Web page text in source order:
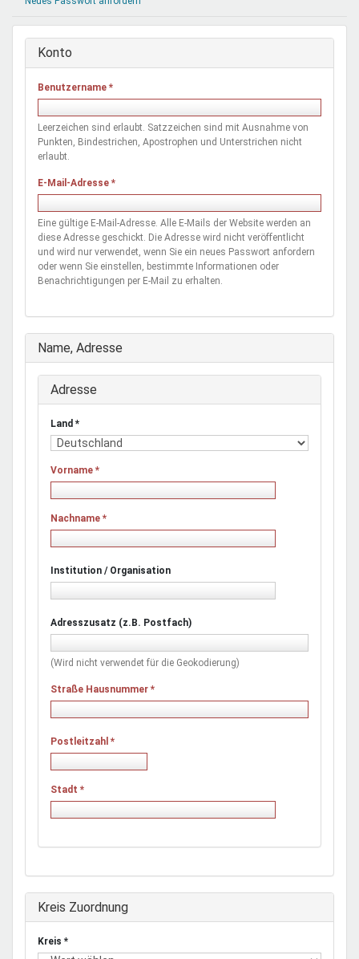
Schule & Beruf
Demokratie & Beteiligung
Konto
Benutzername *
Leerzeichen sind erlaubt. Satzzeichen sind mit Ausnahme von
Punkten, Bindestrichen, Apostrophen und Unterstrichen nicht
erlaubt.
E-Mail-Adresse *
Eine gültige E-Mail-Adresse. Alle E-Mails der Website werden an
diese Adresse geschickt. Die Adresse wird nicht veröffentlicht
und wird nur verwendet, wenn Sie ein neues Passwort anfordern
oder wenn Sie einstellen, bestimmte Informationen oder
Benachrichtigungen per E-Mail zu erhalten.
Ausblenden
Name, Adresse
Adresse
Land *
Vorname *
Nachname *
Institution / Organisation
Adresszusatz (z.B. Postfach)
(Wird nicht verwendet für die Geokodierung)
Straße Hausnummer *
Postleitzahl *
Stadt *
Ausblenden
Kreis Zuordnung
Kreis *